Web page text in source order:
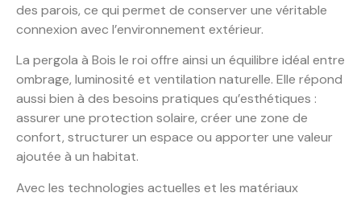
des parois, ce qui permet de conserver une véritable
connexion avec l’environnement extérieur.
La pergola à Bois le roi offre ainsi un équilibre idéal entre
ombrage, luminosité et ventilation naturelle. Elle répond
aussi bien à des besoins pratiques qu’esthétiques :
assurer une protection solaire, créer une zone de
confort, structurer un espace ou apporter une valeur
ajoutée à un habitat.
Avec les technologies actuelles et les matériaux